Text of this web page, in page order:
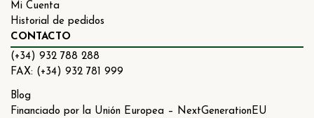
Mi Cuenta
Historial de pedidos
CONTACTO
(+34) 932 788 288
FAX: (+34) 932 781 999
Blog
Financiado por la Unión Europea – NextGenerationEU